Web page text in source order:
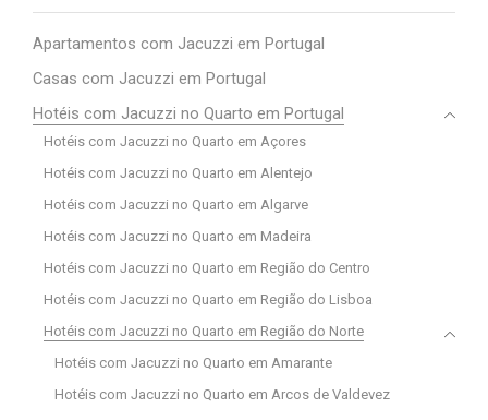
Apartamentos com Jacuzzi em Portugal
Casas com Jacuzzi em Portugal
Hotéis com Jacuzzi no Quarto em Portugal
Hotéis com Jacuzzi no Quarto em Açores
Hotéis com Jacuzzi no Quarto em Alentejo
Hotéis com Jacuzzi no Quarto em Algarve
Hotéis com Jacuzzi no Quarto em Madeira
Hotéis com Jacuzzi no Quarto em Região do Centro
Hotéis com Jacuzzi no Quarto em Região do Lisboa
Hotéis com Jacuzzi no Quarto em Região do Norte
Hotéis com Jacuzzi no Quarto em Amarante
Hotéis com Jacuzzi no Quarto em Arcos de Valdevez